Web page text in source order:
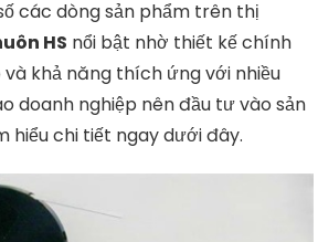
Pháp
Gia
Công
Chính
Xác
Cho
Ngành
các dòng sản phẩm trên thị
HS nổi bật nhờ thiết kế chính
và khả năng thích ứng với nhiều
doanh nghiệp nên đầu tư vào sản
hiểu chi tiết ngay dưới đây.